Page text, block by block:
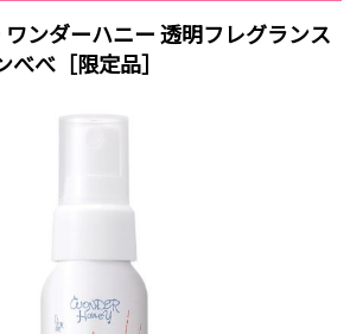
ンダーハニー 透明フレグランス
べ［限定品］